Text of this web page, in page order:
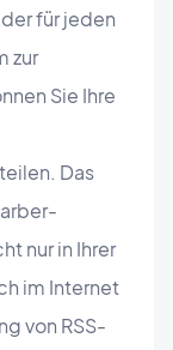
für jeden
zur
Sie Ihre
Das
nur in Ihrer
im Internet
von RSS-